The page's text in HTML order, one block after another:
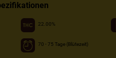
22.00%
70 - 75 Tage (Blütezeit)